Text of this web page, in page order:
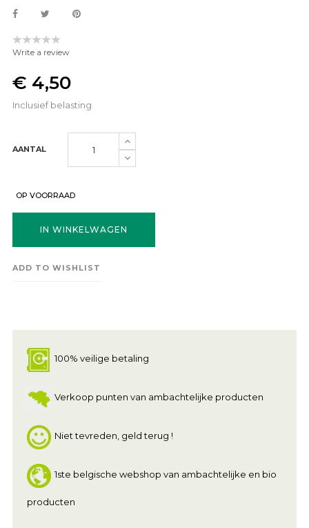
Write a review
€ 4,50
Inclusief belasting
AANTAL
OP VOORRAAD
IN WINKELWAGEN
ADD TO WISHLIST
100% veilige betaling
Verkoop punten van ambachtelijke producten
Niet tevreden, geld terug !
1ste belgische webshop van ambachtelijke en bio
producten